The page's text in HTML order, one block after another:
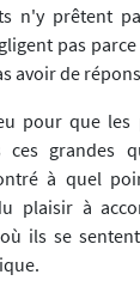
n'y prêtent
pas
avoir de
pour que les
ces grandes
à quel
plaisir à
ils se